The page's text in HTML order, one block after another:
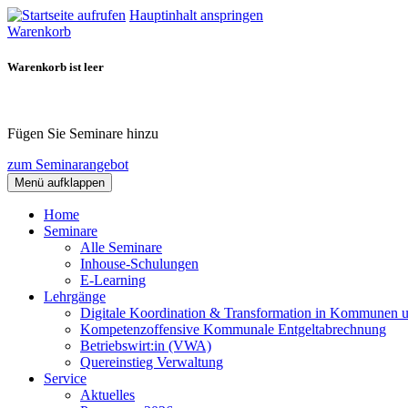
Hauptinhalt anspringen
Warenkorb
Warenkorb ist leer
Fügen Sie Seminare hinzu
zum Seminarangebot
Menü aufklappen
Home
Seminare
Alle Seminare
Inhouse-Schulungen
E-Learning
Lehrgänge
Digitale Koordination & Transformation in Kommunen
Kompetenzoffensive Kommunale Entgeltabrechnung
Betriebswirt:in (VWA)
Quereinstieg Verwaltung
Service
Aktuelles